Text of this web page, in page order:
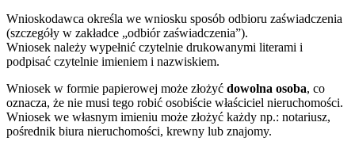
Wnioskodawca określa we wniosku sposób odbioru zaświadczenia
(szczegóły w zakładce „odbiór zaświadczenia”).
Wniosek należy wypełnić czytelnie drukowanymi literami i
podpisać czytelnie imieniem i nazwiskiem.
Wniosek w formie papierowej może złożyć dowolna osoba, co
oznacza, że nie musi tego robić osobiście właściciel nieruchomości.
Wniosek we własnym imieniu może złożyć każdy np.: notariusz,
pośrednik biura nieruchomości, krewny lub znajomy.